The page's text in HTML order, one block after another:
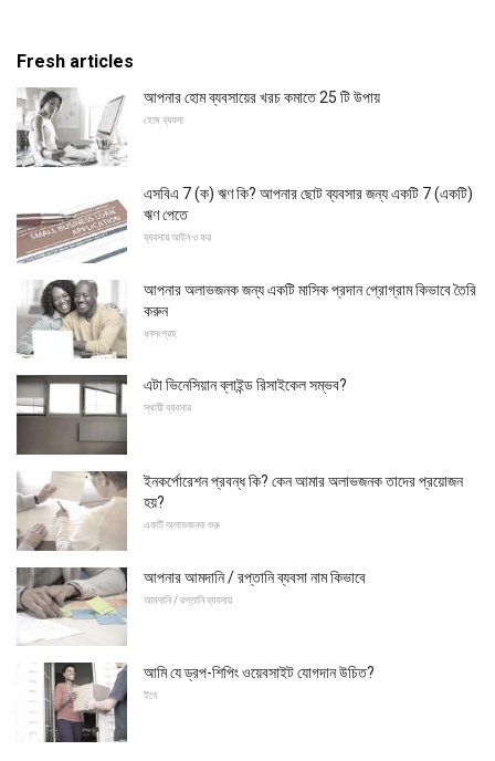
Fresh articles
আপনার হোম ব্যবসায়ের খরচ কমাতে 25 টি উপায়
হোম ব্যবসা
এসবিএ 7 (ক) ঋণ কি? আপনার ছোট ব্যবসার জন্য একটি 7 (একটি)
ঋণ পেতে
ব্যবসায় আইন ও কর
আপনার অলাভজনক জন্য একটি মাসিক প্রদান প্রোগ্রাম কিভাবে তৈরি
করুন
ধনসংগ্রহ
এটা ভিনেসিয়ান ব্লাইন্ড রিসাইকেল সম্ভব?
স্থায়ী ব্যবসার
ইনকর্পোরেশন প্রবন্ধ কি? কেন আমার অলাভজনক তাদের প্রয়োজন
হয়?
একটি অলাভজনক শুরু
আপনার আমদানি / রপ্তানি ব্যবসা নাম কিভাবে
আমদানি / রপ্তানি ব্যবসায়
আমি যে ড্রপ-শিপিং ওয়েবসাইট যোগদান উচিত?
ইবে